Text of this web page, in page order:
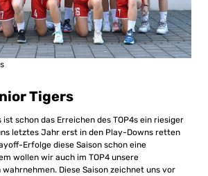
Tigers
ist schon das Erreichen des TOP4s ein riesiger
letztes Jahr erst in den Play-Downs retten
Erfolge diese Saison schon eine
wollen wir auch im TOP4 unsere
Diese Saison zeichnet uns vor